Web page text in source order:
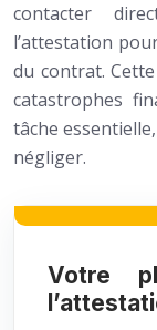
contacter
l’attestation
du contrat.
catastrophes
tâche
négliger.
Votre